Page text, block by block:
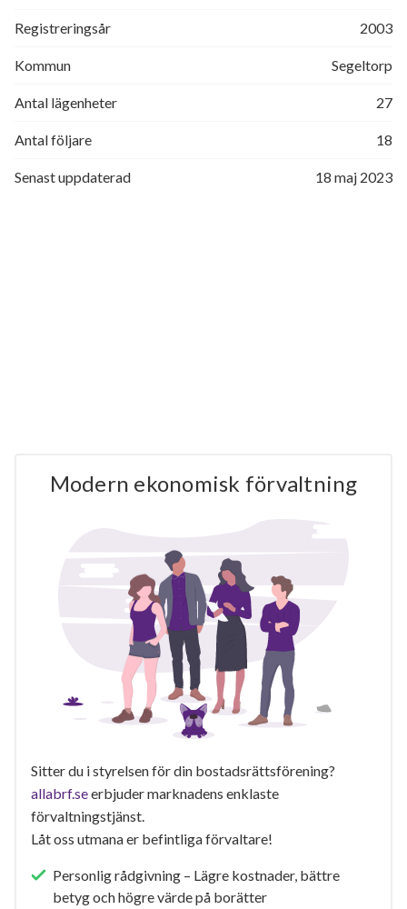
Registreringsår 2003
Kommun Segeltorp
Antal lägenheter 27
Antal följare 18
Senast uppdaterad 18 maj 2023
Modern ekonomisk förvaltning
Sitter du i styrelsen för din bostadsrättsförening?
allabrf.seerbjuder marknadens enklaste
förvaltningstjänst.
Låt oss utmana er befintliga förvaltare!
Personlig rådgivning – Lägre kostnader, bättre
betyg och högre värde på borätter